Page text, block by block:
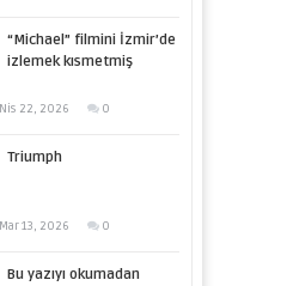
“Michael” filmini İzmir’de
izlemek kısmetmiş
Nis 22, 2026 0
Triumph
Mar 13, 2026 0
Bu yazıyı okumadan